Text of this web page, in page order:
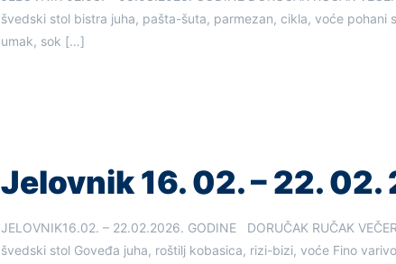
švedski stol bistra juha, pašta-šuta, parmezan, cikla, voće pohani
umak, sok […]
Jelovnik 16. 02. – 22. 02.
JELOVNIK16.02. – 22.02.2026. GODINE DORUČAK RUČAK
švedski stol Goveđa juha, roštilj kobasica, rizi-bizi, voće Fino